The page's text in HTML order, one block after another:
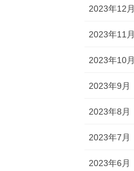
2023年12月
2023年11月
2023年10月
2023年9月
2023年8月
2023年7月
2023年6月